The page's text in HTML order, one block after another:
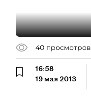
40 просмотров
16:58
19 мая 2013